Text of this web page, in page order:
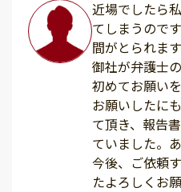
近場でしたら
てしまうので
間がとられま
御社が弁護士
初めてお願い
お願いしたに
て頂き、報告
ていました。
今後、ご依頼
たよろしくお